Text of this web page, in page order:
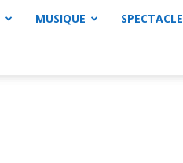
MUSIQUE SPECTACLE